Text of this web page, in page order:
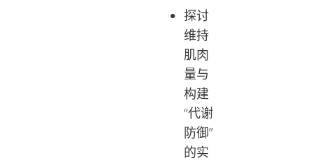
探讨
维持
肌肉
量与
构建
“代谢
防御”
的实